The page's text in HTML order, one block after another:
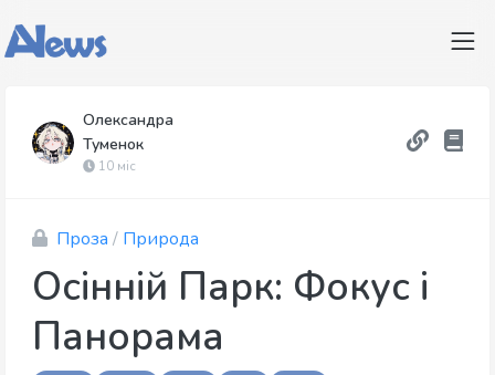
Олександра
Туменок
10 міс
Проза / Природа
Осінній Парк: Фокус і
Панорама